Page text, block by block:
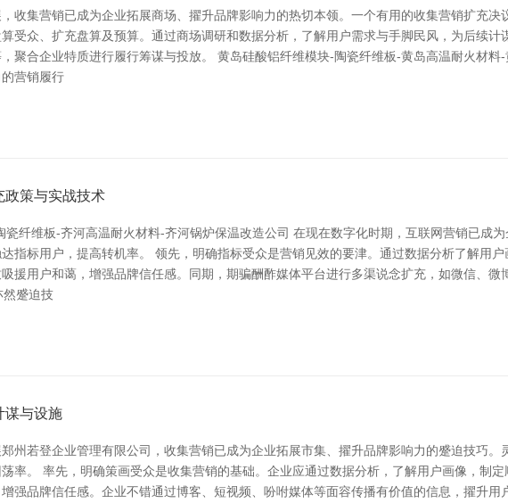
收集营销已成为企业拓展商场、擢升品牌影响力的热切本领。一个有用的收集营销扩充决
受众、扩充盘算及预算。通过商场调研和数据分析，了解用户需求与手脚民风，为后续计
聚合企业特质进行履行筹谋与投放。 黄岛硅酸铝纤维模块-陶瓷纤维板-黄岛高温耐火材
营销履行
政策与实战技术
瓷纤维板-齐河高温耐火材料-齐河锅炉保温改造公司 在现在数字化时期，互联网营销已成
指标用户，提高转机率。 领先，明确指标受众是营销见效的要津。通过数据分析了解用
援用户和蔼，增强品牌信任感。同期，期骗酬酢媒体平台进行多渠说念扩充，如微信、微
然蹙迫技
谋与设施
州若登企业管理有限公司，收集营销已成为企业拓展市集、擢升品牌影响力的蹙迫技巧
率。 率先，明确策画受众是收集营销的基础。企业应通过数据分析，了解用户画像，制
强品牌信任感。企业不错通过博客、短视频、吩咐媒体等面容传播有价值的信息，擢升用